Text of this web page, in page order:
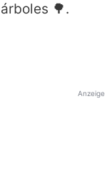
árboles 🌳.
Anzeige